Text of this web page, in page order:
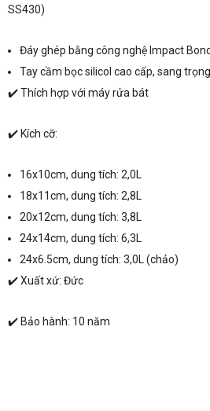
SS430)
Đáy ghép bằng công nghệ Impact
Tay cầm bọc silicol cao cấp, sang trọng
✔️ Thích hợp với máy rửa bát
✔️ Kích cỡ:
16x10cm, dung tích: 2,0L
18x11cm, dung tích: 2,8L
20x12cm, dung tích: 3,8L
24x14cm, dung tích: 6,3L
24x6.5cm, dung tích: 3,0L (chảo)
✔️ Xuất xứ: Đức
✔️ Bảo hành: 10 năm